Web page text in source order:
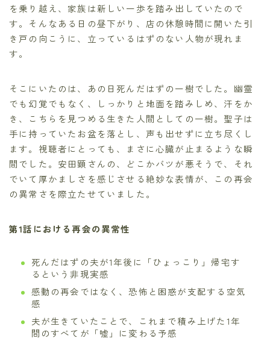
を乗り越え、家族は新しい一歩を踏み出していたので
す。そんなある日の昼下がり、店の休憩時間に開いた引
き戸の向こうに、立っているはずのない人物が現れま
す。
そこにいたのは、あの日死んだはずの一樹でした。幽霊
でも幻覚でもなく、しっかりと地面を踏みしめ、汗をか
き、こちらを見つめる生きた人間としての一樹。聖子は
手に持っていたお盆を落とし、声も出せずに立ち尽くし
ます。視聴者にとっても、まさに心臓が止まるような瞬
間でした。安田顕さんの、どこかバツが悪そうで、それ
でいて厚かましさを感じさせる絶妙な表情が、この再会
の異常さを際立たせていました。
第1話における再会の異常性
死んだはずの夫が1年後に「ひょっこり」帰宅す
るという非現実感
感動の再会ではなく、恐怖と困惑が支配する空気
感
夫が生きていたことで、これまで積み上げた1年
間のすべてが「嘘」に変わる予感